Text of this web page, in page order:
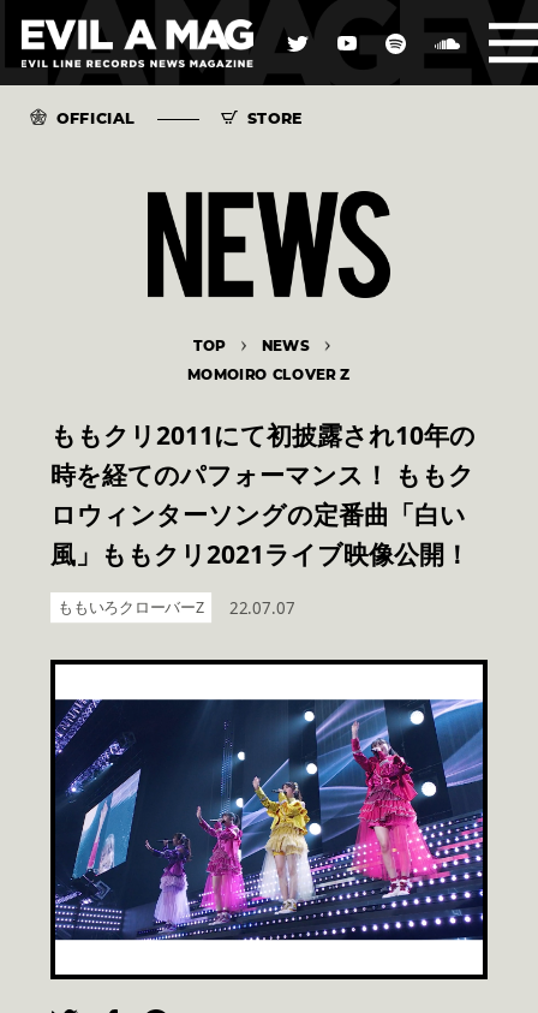
OFFICIAL STORE
TOP NEWS
MOMOIRO CLOVER Z
ももクリ2011にて初披露され10年の
時を経てのパフォーマンス！ ももク
ロウィンターソングの定番曲「白い
風」ももクリ2021ライブ映像公開！
ももいろクローバーZ 22.07.07